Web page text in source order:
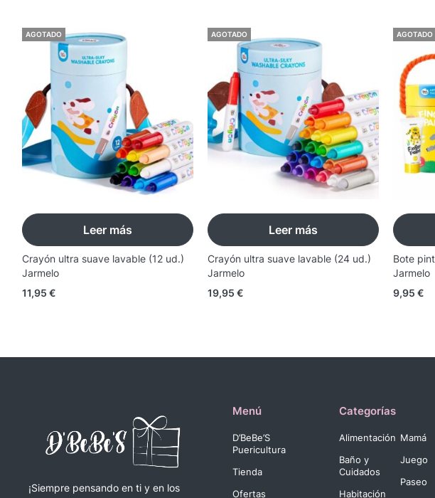
AGOTADO
Leer más
Crayón ultra suave lavable (12 ud.)
Jarmelo
11,95 €
AGOTADO
Leer más
Crayón ultra suave lavable (24 ud.)
Jarmelo
19,95 €
AGOTADO
Bote
Jarmelo
9,95 €
¡Siempre pensando en ti y en los
Menú
D’BeBe’S
Puericultura
Tienda
Ofertas
Categorías
Alimentación
Baño y
Cuidados
Habitación
Mamá
Juego
Paseo